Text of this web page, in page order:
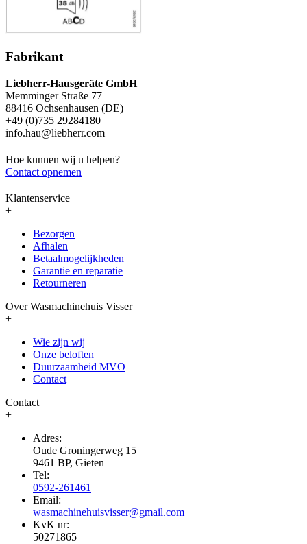
Fabrikant
Liebherr-Hausgeräte GmbH
Memminger Straße 77
88416 Ochsenhausen (DE)
+49 (0)735 29284180
info.hau@liebherr.com
Hoe kunnen wij u helpen?
Contact opnemen
Klantenservice
+
Bezorgen
Afhalen
Betaalmogelijkheden
Garantie en reparatie
Retourneren
Over Wasmachinehuis Visser
+
Wie zijn wij
Onze beloften
Duurzaamheid MVO
Contact
Contact
+
Adres:
Oude Groningerweg 15
9461 BP, Gieten
Tel:
0592-261461
Email:
wasmachinehuisvisser@gmail.com
KvK nr:
50271865